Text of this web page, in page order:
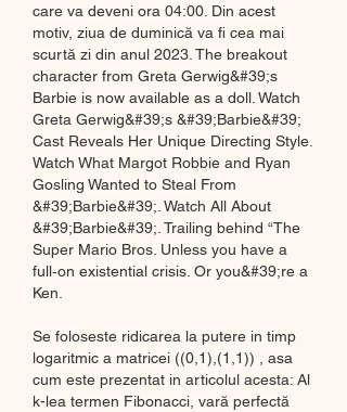
care va deveni ora 04:00. Din acest
motiv, ziua de duminică va fi cea mai
scurtă zi din anul 2023. The breakout
character from Greta Gerwig&#39;s
Barbie is now available as a doll. Watch
Greta Gerwig&#39;s &#39;Barbie&#39;
Cast Reveals Her Unique Directing Style.
Watch What Margot Robbie and Ryan
Gosling Wanted to Steal From
&#39;Barbie&#39;. Watch All About
&#39;Barbie&#39;. Trailing behind “The
Super Mario Bros. Unless you have a
full‐on existential crisis. Or you&#39;re a
Ken.
Se foloseste ridicarea la putere in timp
logaritmic a matricei ((0,1),(1,1)) , asa
cum este prezentat in articolul acesta: Al
k-lea termen Fibonacci, vară perfectă